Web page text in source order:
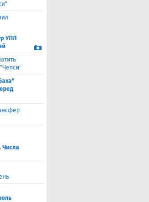
УПЛ
Числа